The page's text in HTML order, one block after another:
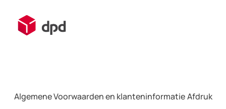
Algemene Voorwaarden en klanteninformatie Afdruk